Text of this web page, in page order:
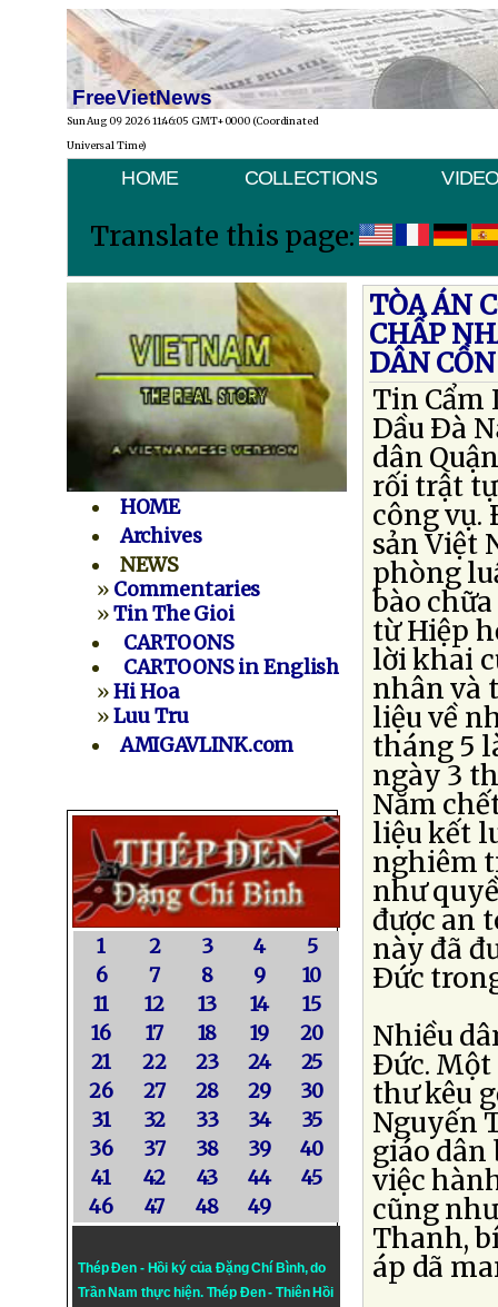
FreeVietNews
Sun Aug 09 2026 11:46:05 GMT+0000 (Coordinated
Universal Time)
HOME COLLECTIONS
Translate this page:
HOME
Archives
NEWS
» Commentaries
»Tin The Gioi
CARTOONS
CARTOONS in English
»Hi Hoa
»Luu Tru
AMIGAVLINK.com
1 2 3 4
5
6
7 8 9
10
11
12 13 14
15
16
17 18 19
20
21
22 23 24
25
26
27 28 29
30
31
32 33 34
35
36
37 38 39
40
41
42 43 44
45
46
47 48 49
Thép Đen - Hồi ký của Đặng Chí Bình, do
Trần Nam thực hiện. Thép Đen- Thiên Hồi
TÒA ÁN
CHẤP
DÂN
Tin Cẩm
Dầu Ðà
dân
rối trật
công vụ.
sản Việt
phòng
bào
từ Hiệp
lời khai
nhân và
liệu về
tháng 5
ngày 3
Năm
liệu kết
nghiêm
như
được an
này đã
Ðức
Nhiều
Ðức. Một
thư kêu
Nguyến
giáo dân
việc
cũng
Thanh,
áp dã